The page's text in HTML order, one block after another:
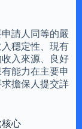
請人同等的嚴
穩定性、現有
入來源、良好
能力在主要申
擔保人提交詳
心